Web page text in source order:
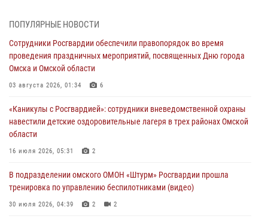
тренировка по управлению беспилотниками (видео)
30 июля 2026, 04:39 2
Росгвардия обеспечила безопасность уникального передвижного
29 июля 2026, 01:49
Росгвардейцы приняли участие в крестном ходе в День крещения
Руси в Омске
При содействии спецназа Росгвардии пресечены нарушения
миграционного законодательства в Омске (видео)
ПОПУЛЯРНЫЕ НОВОСТИ
Сотрудники Росгвардии обеспечили правопорядок во время
проведения праздничных мероприятий, посвященных Дню города
Омска и Омской области
03 августа 2026, 01:34 6
«Каникулы с Росгвардией»: сотрудники вневедомственной охраны
навестили детские оздоровительные лагеря в трех районах Омской
области
16 июля 2026, 05:31 2
В подразделении омского ОМОН «Штурм» Росгвардии прошла
тренировка по управлению беспилотниками (видео)
30 июля 2026, 04:39 2 2